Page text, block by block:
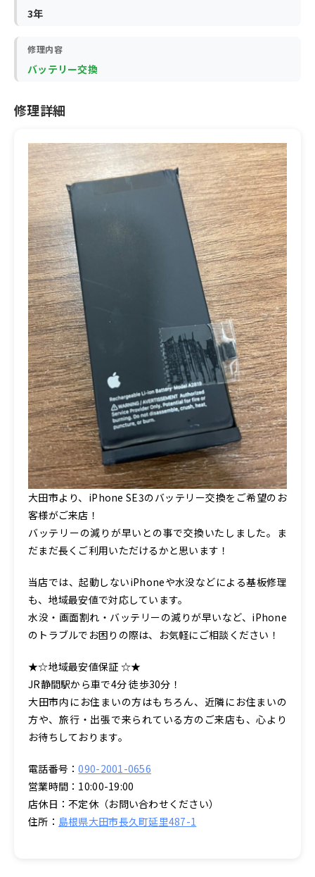
3年
修理内容
バッテリー交換
修理詳細
大田市より、iPhone SE3のバッテリー交換をご希望のお
客様がご来店！
バッテリーの減りが早いとの事で交換いたしました。ま
だまだ長くご利用いただけるかと思います！
当店では、起動しないiPhoneや水没などによる基板修理
も、地域最安値で対応しています。
水没・画面割れ・バッテリーの減りが早いなど、iPhone
のトラブルでお困りの際は、お気軽にご相談ください！
★☆地域最安値保証 ☆★
JR静間駅から車で4分 徒歩30分！
大田市内にお住まいの方はもちろん、近隣にお住まいの
方や、旅行・出張で来られている方のご来店も、心より
お待ちしております。
電話番号：090-2001-0656
営業時間：10:00-19:00
店休日：不定休（お問い合わせください）
住所： 島根県大田市長久町延里487-1